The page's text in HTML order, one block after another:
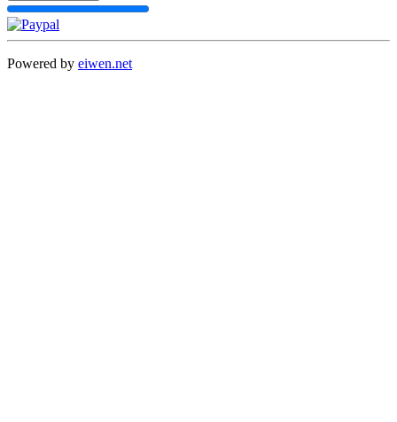
Powered by eiwen.net